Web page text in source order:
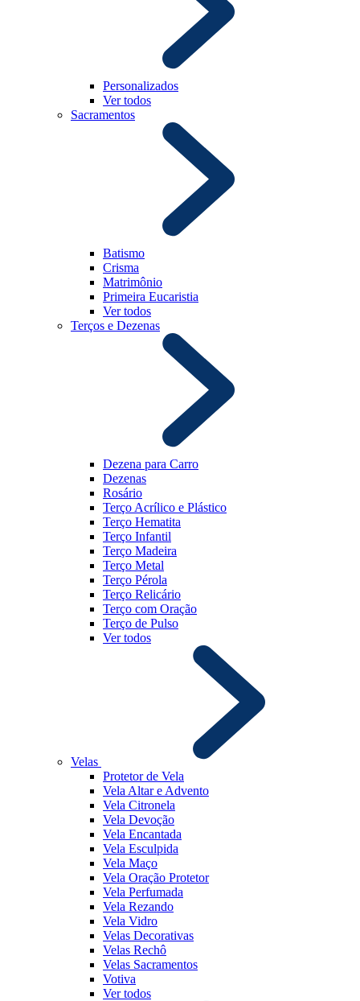
Personalizados
Ver todos
Sacramentos
Batismo
Crisma
Matrimônio
Primeira Eucaristia
Ver todos
Terços e Dezenas
Dezena para Carro
Dezenas
Rosário
Terço Acrílico e Plástico
Terço Hematita
Terço Infantil
Terço Madeira
Terço Metal
Terço Pérola
Terço Relicário
Terço com Oração
Terço de Pulso
Ver todos
Velas
Protetor de Vela
Vela Altar e Advento
Vela Citronela
Vela Devoção
Vela Encantada
Vela Esculpida
Vela Maço
Vela Oração Protetor
Vela Perfumada
Vela Rezando
Vela Vidro
Velas Decorativas
Velas Rechô
Velas Sacramentos
Votiva
Ver todos